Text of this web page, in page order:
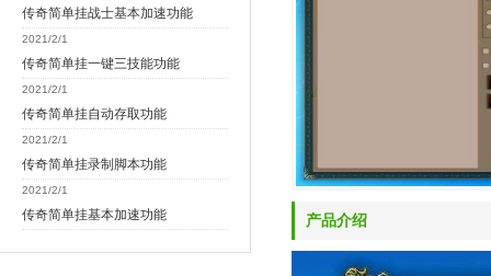
传奇简单挂战士基本加速功能
2021/2/1
传奇简单挂一键三技能功能
2021/2/1
传奇简单挂自动存取功能
2021/2/1
传奇简单挂录制脚本功能
2021/2/1
传奇简单挂基本加速功能 产品介绍